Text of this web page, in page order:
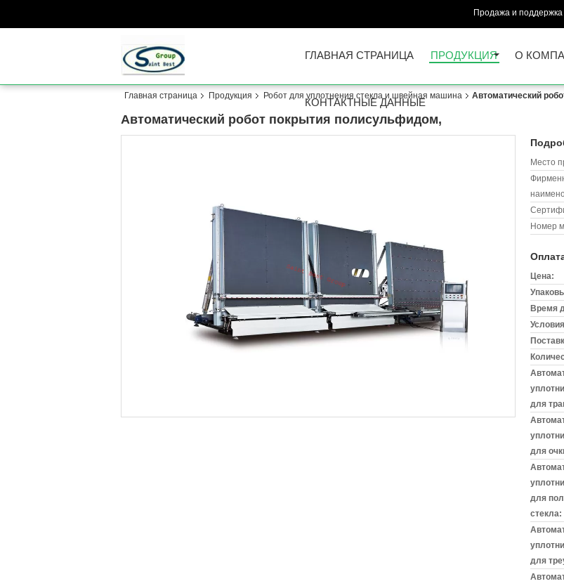
Продажа и поддержка
ГЛАВНАЯ СТРАНИЦА ПРОДУКЦИЯ О
КОНТАКТНЫЕ ДАННЫЕ
Главная страница Продукция Робот для уплотнения стекла и швейная машина Автоматический
Автоматический робот покрытия полисульфидом,
Место
Номер
Цена:
Время
для
для
для
стекла:
для